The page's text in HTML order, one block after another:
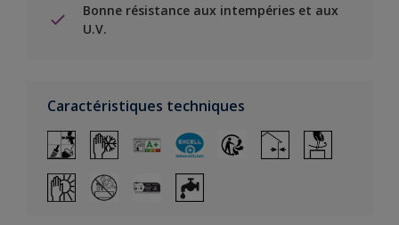
Bonne résistance aux intempéries et aux
U.V.
Caractéristiques techniques